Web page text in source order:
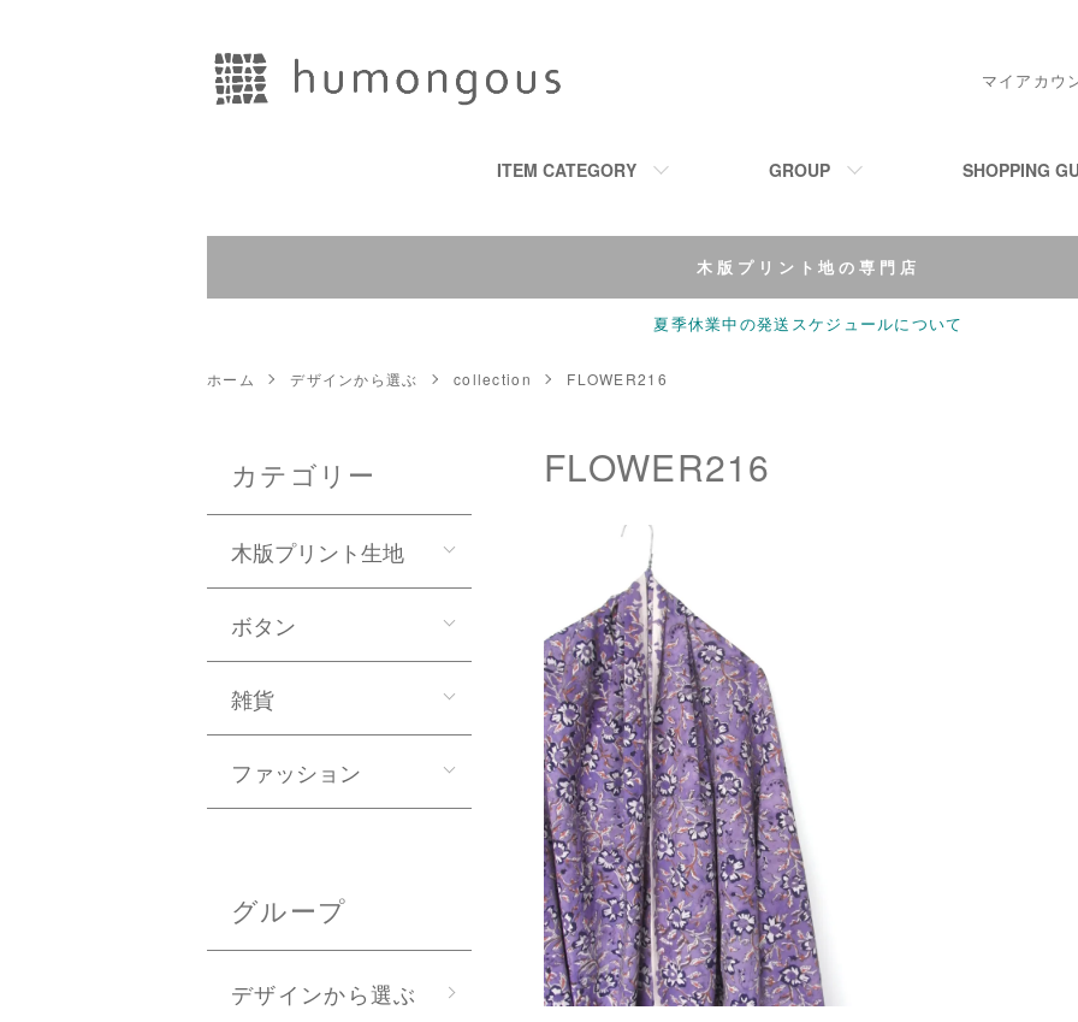
ITEM CATEGORY GROUP SHOPPING
マイアカウ
木版プリント地の専門店
夏季休業中の発送スケジュールについて
ホーム デザインから選ぶ collection FLOWER216
FLOWER216
カテゴリー
木版プリント生地
ボタン
雑貨
ファッション
グループ
デザインから選ぶ